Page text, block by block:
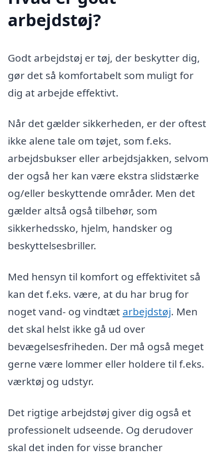
arbejdstøj?
Godt arbejdstøj er tøj, der beskytter dig,
gør det så komfortabelt som muligt for
dig at arbejde effektivt.
Når det gælder sikkerheden, er der oftest
ikke alene tale om tøjet, som f.eks.
arbejdsbukser eller arbejdsjakken, selvom
der også her kan være ekstra slidstærke
og/eller beskyttende områder. Men det
gælder altså også tilbehør, som
sikkerhedssko, hjelm, handsker og
beskyttelsesbriller.
Med hensyn til komfort og effektivitet så
kan det f.eks. være, at du har brug for
noget vand- og vindtæt arbejdstøj. Men
det skal helst ikke gå ud over
bevægelsesfriheden. Der må også meget
gerne være lommer eller holdere til f.eks.
værktøj og udstyr.
Det rigtige arbejdstøj giver dig også et
professionelt udseende. Og derudover
skal det inden for visse brancher